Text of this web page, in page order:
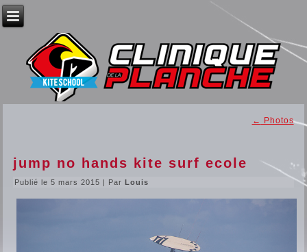
← Photos
jump no hands kite surf ecole
Publié le 5 mars 2015 Par Louis